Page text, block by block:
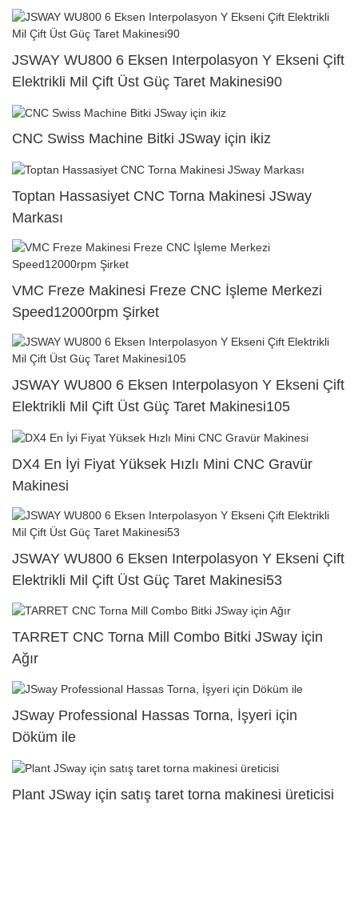
JSWAY WU800 6 Eksen Interpolasyon Y Ekseni Çift
Elektrikli Mil Çift Üst Güç Taret Makinesi90
CNC Swiss Machine Bitki JSway için ikiz
Toptan Hassasiyet CNC Torna Makinesi JSway
Markası
VMC Freze Makinesi Freze CNC İşleme Merkezi
Speed12000rpm Şirket
JSWAY WU800 6 Eksen Interpolasyon Y Ekseni Çift
Elektrikli Mil Çift Üst Güç Taret Makinesi105
DX4 En İyi Fiyat Yüksek Hızlı Mini CNC Gravür
Makinesi
JSWAY WU800 6 Eksen Interpolasyon Y Ekseni Çift
Elektrikli Mil Çift Üst Güç Taret Makinesi53
TARRET CNC Torna Mill Combo Bitki JSway için
Ağır
JSway Professional Hassas Torna, İşyeri için
Döküm ile
Plant JSway için satış taret torna makinesi üreticisi